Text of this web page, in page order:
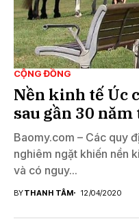
CỘNG ĐỒNG
Nền kinh tế Úc
sau gần 30
Baomy.com – Các quy
nghiêm ngặt khiến nền
và có nguy...
BYTHANH TÂM 12/04/2020